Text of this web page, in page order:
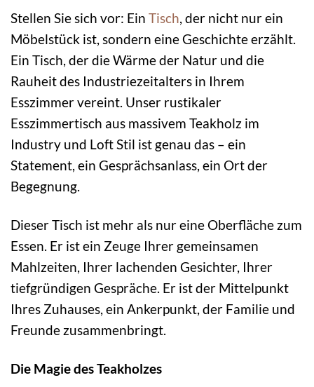
Stellen Sie sich vor: Ein Tisch, der nicht nur ein
Möbelstück ist, sondern eine Geschichte erzählt.
Ein Tisch, der die Wärme der Natur und die
Rauheit des Industriezeitalters in Ihrem
Esszimmer vereint. Unser rustikaler
Esszimmertisch aus massivem Teakholz im
Industry und Loft Stil ist genau das – ein
Statement, ein Gesprächsanlass, ein Ort der
Begegnung.
Dieser Tisch ist mehr als nur eine Oberfläche zum
Essen. Er ist ein Zeuge Ihrer gemeinsamen
Mahlzeiten, Ihrer lachenden Gesichter, Ihrer
tiefgründigen Gespräche. Er ist der Mittelpunkt
Ihres Zuhauses, ein Ankerpunkt, der Familie und
Freunde zusammenbringt.
Die Magie des Teakholzes